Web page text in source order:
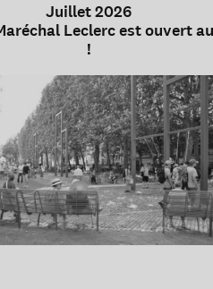
Juillet 2026
Leclerc est ouvert
!